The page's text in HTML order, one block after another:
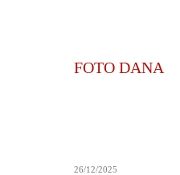
FOTO DANA
26/12/2025